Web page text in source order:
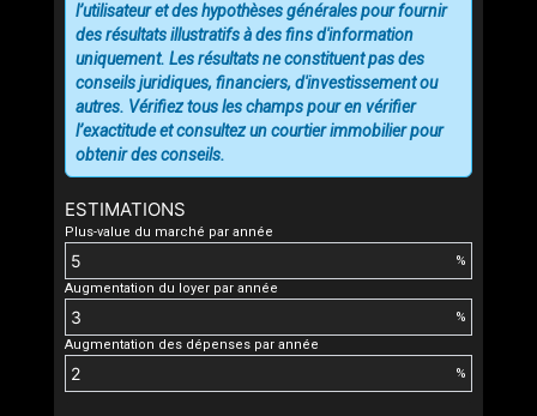
ESTIMATIONS
Plus-value du marché par année
%
Augmentation du loyer par année
%
Augmentation des dépenses par année
%
l’utilisateur et des hypothèses générales pour fournir
des résultats illustratifs à des fins d'information
uniquement. Les résultats ne constituent pas des
conseils juridiques, financiers, d'investissement ou
autres. Vérifiez tous les champs pour en vérifier
l’exactitude et consultez un courtier immobilier pour
obtenir des conseils.